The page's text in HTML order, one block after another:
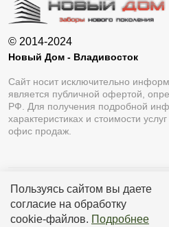
Пользуясь сайтом вы даете
согласие на обработку
cookie-файлов. Подробнее
© 2014-2024
Новый Дом - Владивосток
Сайт носит исключительно
является публичной офертой,
РФ. Для получения подробной
характеристиках и стоимости
офис продаж.
Разработка сайтаLukevium
Политика конфиденциальности